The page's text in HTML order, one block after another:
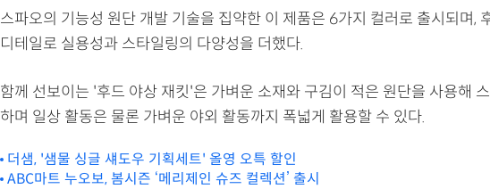
스파오의 기능성 원단 개발 기술을 집약한 이 제품은 6가지 컬러로 출시되며,
디테일로 실용성과 스타일링의 다양성을 더했다.
함께 선보이는 '후드 야상 재킷'은 가벼운 소재와 구김이 적은 원단을 사용해
하며 일상 활동은 물론 가벼운 야외 활동까지 폭넓게 활용할 수 있다.
더샘, '샘물 싱글 섀도우 기획세트' 올영 오특 할인
ABC마트 누오보, 봄시즌 ‘메리제인 슈즈 컬렉션’ 출시